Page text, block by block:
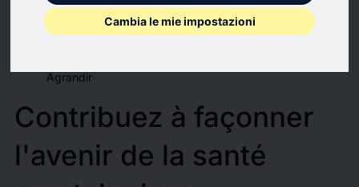
Cambia le mie impostazioni
acteurs de l'enseignement supérieur pour être les premiers à
tester et à évaluer nos nouveaux rapports sur le cadre de
Agrandir
Contribuez à façonner
l'avenir de la santé